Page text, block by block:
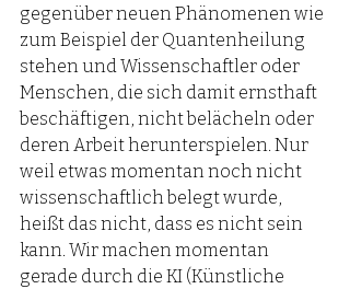
gegenüber neuen Phänomenen wie
zum Beispiel der Quantenheilung
stehen und Wissenschaftler oder
Menschen, die sich damit ernsthaft
beschäftigen, nicht belächeln oder
deren Arbeit herunterspielen. Nur
weil etwas momentan noch nicht
wissenschaftlich belegt wurde,
heißt das nicht, dass es nicht sein
kann. Wir machen momentan
gerade durch die KI (Künstliche